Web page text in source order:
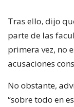
Tras ello, dijo
parte de las
primera vez, no
acusaciones
No obstante,
“sobre todo en